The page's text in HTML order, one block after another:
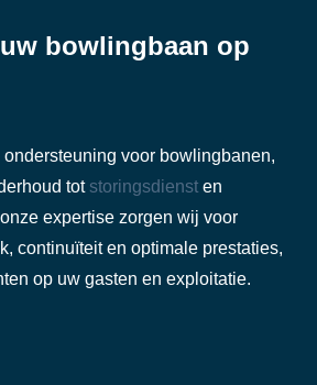
bowlingbaan op
voor bowlingbanen,
tot storingsdienst en
expertise zorgen wij voor
continuïteit en optimale prestaties,
op uw gasten en exploitatie.